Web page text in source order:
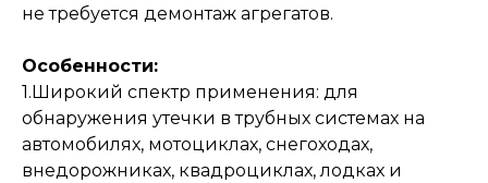
не требуется демонтаж агрегатов.
Особенности:
1.Широкий спектр применения: для
обнаружения утечки в трубных системах на
автомобилях, мотоциклах, снегоходах,
внедорожниках, квадроциклах, лодках и